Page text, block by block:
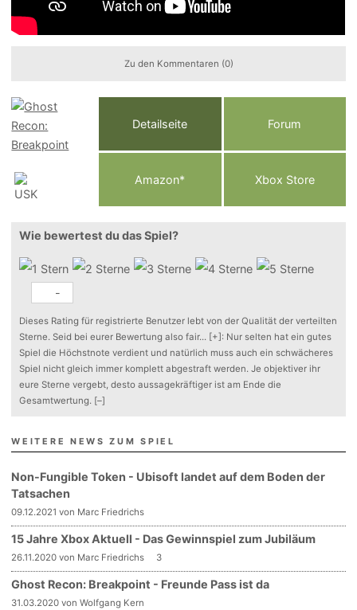
Zu den Kommentaren (0)
Detailseite Forum
Amazon* Xbox Store
Wie bewertest du das Spiel?
-
Dieses Rating für registrierte Benutzer lebt von der Qualität der verteilten
Sterne. Seid bei eurer Bewertung also fair... [+] : Nur selten hat ein gutes
Spiel die Höchstnote verdient und natürlich muss auch ein schwächeres
Spiel nicht gleich immer komplett abgestraft werden. Je objektiver ihr
eure Sterne vergebt, desto aussagekräftiger ist am Ende die
Gesamtwertung. [–]
WEITERE NEWS ZUM SPIEL
Non-Fungible Token - Ubisoft landet auf dem Boden der
Tatsachen
09.12.2021 von Marc Friedrichs
15 Jahre Xbox Aktuell - Das Gewinnspiel zum Jubiläum
26.11.2020 von Marc Friedrichs 3
Ghost Recon: Breakpoint - Freunde Pass ist da
31.03.2020 von Wolfgang Kern